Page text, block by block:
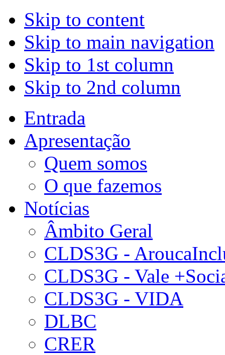
Skip to content
Skip to main navigation
Skip to 1st column
Skip to 2nd column
Entrada
Apresentação
Quem somos
O que fazemos
Notícias
Âmbito Geral
CLDS3G -
CLDS3G - Vale
CLDS3G - VIDA
DLBC
CRER